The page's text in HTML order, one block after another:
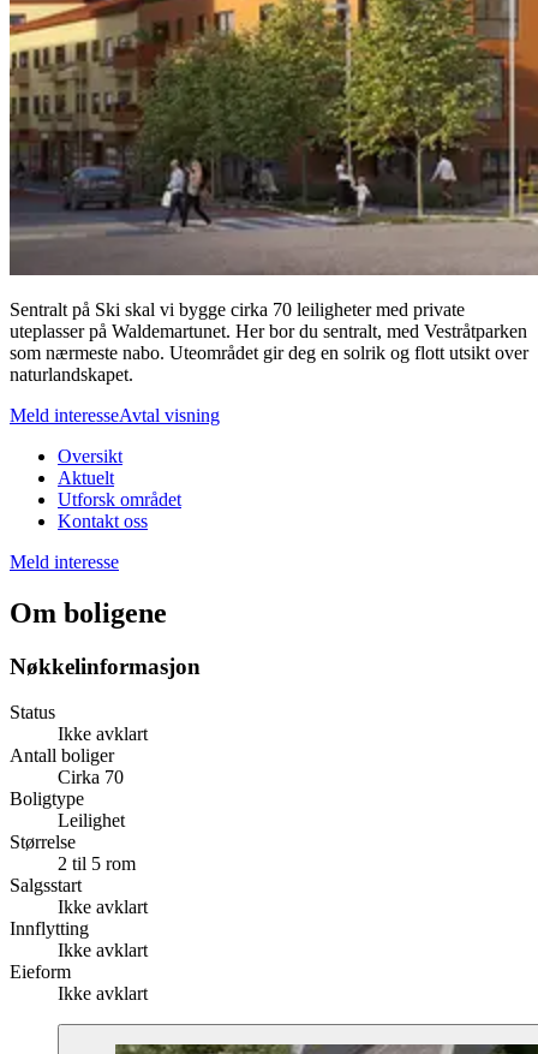
Sentralt på Ski skal vi bygge cirka 70 leiligheter med private
uteplasser på Waldemartunet. Her bor du sentralt, med Vestråtparken
som nærmeste nabo. Uteområdet gir deg en solrik og flott utsikt over
naturlandskapet.
Meld interesseAvtal visning
Oversikt
Aktuelt
Utforsk området
Kontakt oss
Meld interesse
Om boligene
Nøkkelinformasjon
Status
Ikke avklart
Antall boliger
Cirka 70
Boligtype
Leilighet
Størrelse
2 til 5 rom
Salgsstart
Ikke avklart
Innflytting
Ikke avklart
Eieform
Ikke avklart